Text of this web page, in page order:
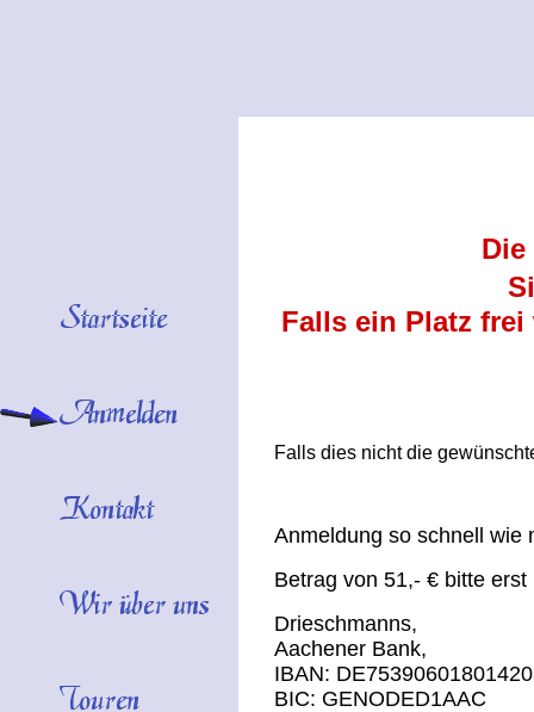
Falls ein Platz
Falls dies nicht die
Anmeldung so schnell wie
Betrag von 51,- € bitte
Drieschmanns,
Aachener Bank,
IBAN:
BIC: GENODED1AAC